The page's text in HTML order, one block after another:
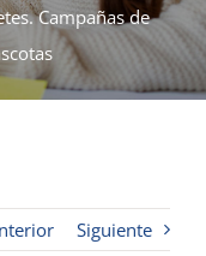
Campañas de
Siguiente